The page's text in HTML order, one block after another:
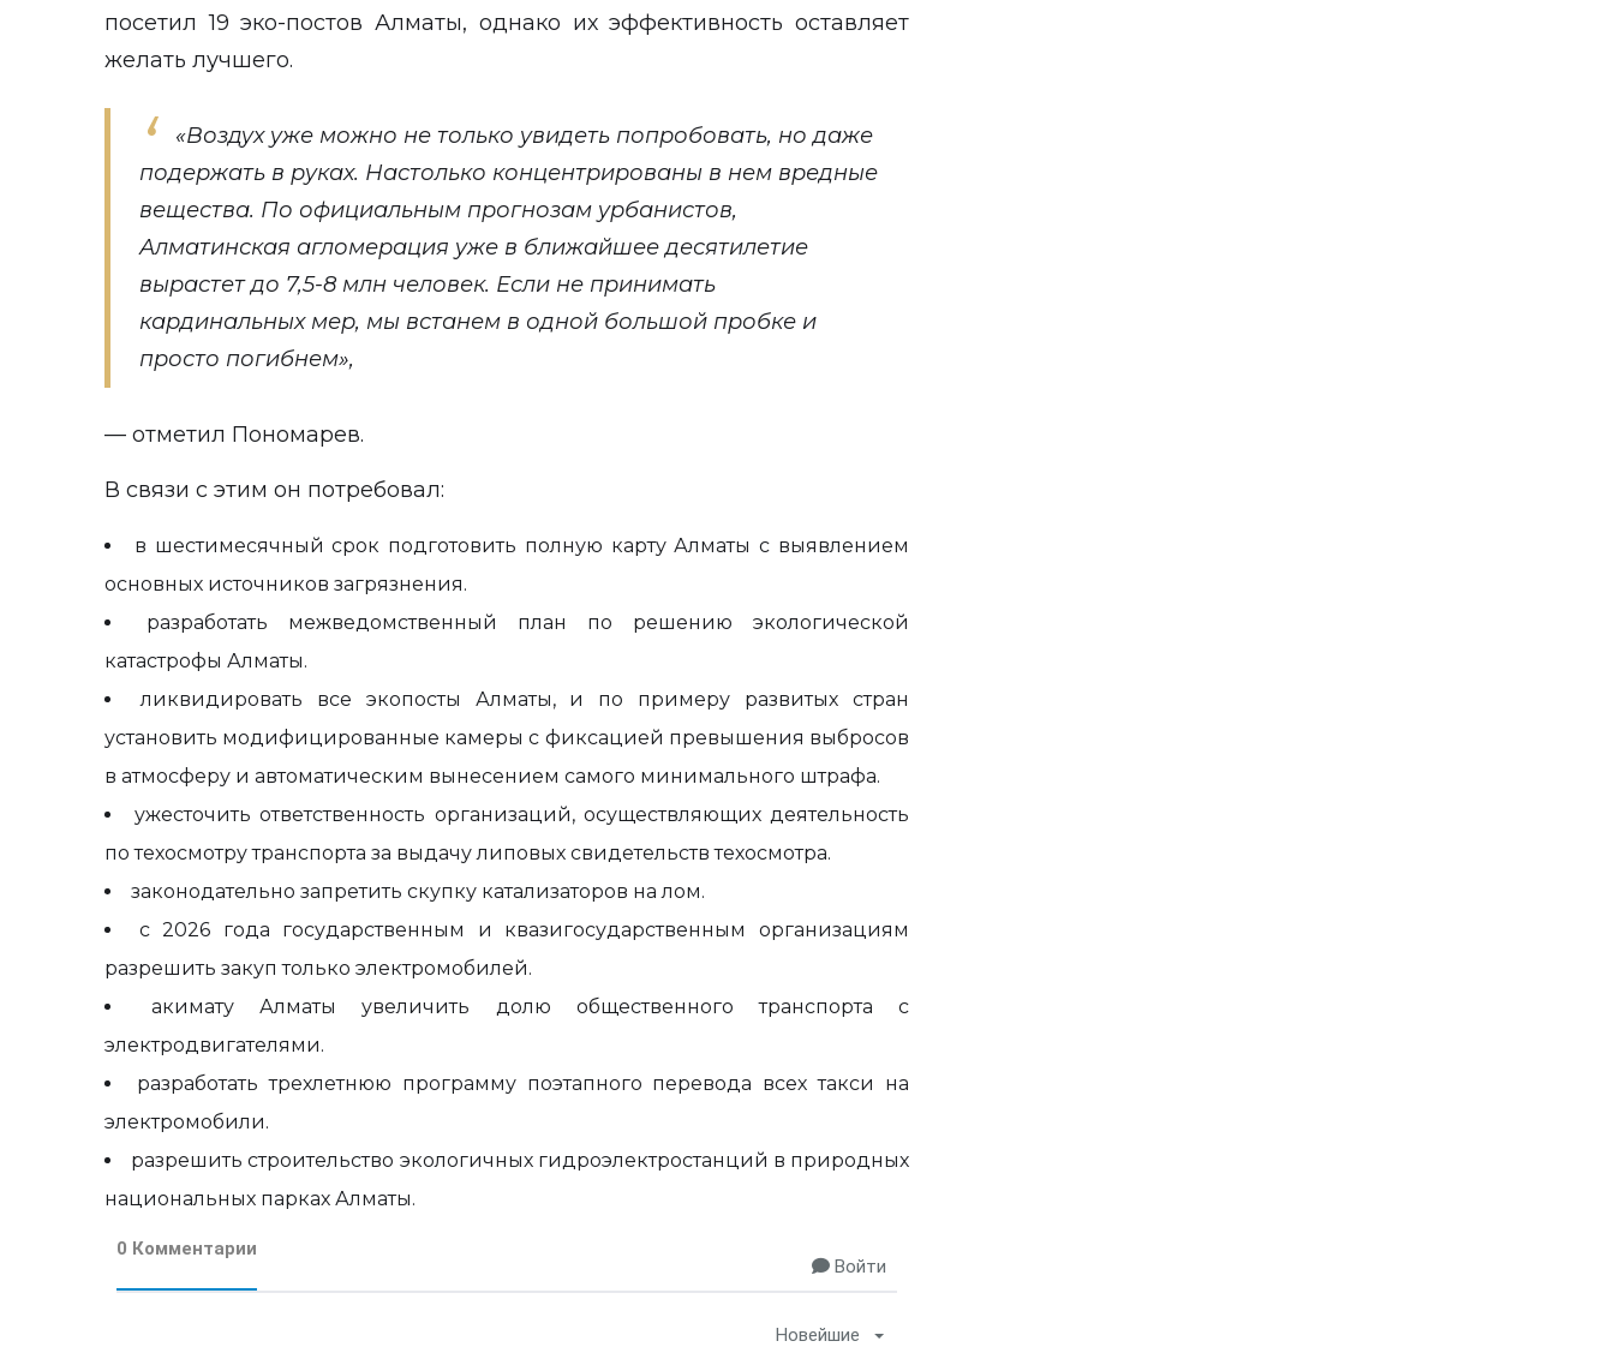
посетил 19 эко-постов Алматы, однако их эффективность оставляет
желать лучшего.
«Воздух уже можно не только увидеть попробовать, но даже
подержать в руках. Настолько концентрированы в нем вредные
вещества. По официальным прогнозам урбанистов,
Алматинская агломерация уже в ближайшее десятилетие
вырастет до 7,5-8 млн человек. Если не принимать
кардинальных мер, мы встанем в одной большой пробке и
просто погибнем»,
— отметил Пономарев.
В связи с этим он потребовал:
в шестимесячный срок подготовить полную карту Алматы с выявлением
основных источников загрязнения.
разработать межведомственный план по решению экологической
катастрофы Алматы.
ликвидировать все экопосты Алматы, и по примеру развитых стран
установить модифицированные камеры с фиксацией превышения выбросов
в атмосферу и автоматическим вынесением самого минимального штрафа.
ужесточить ответственность организаций, осуществляющих деятельность
по техосмотру транспорта за выдачу липовых свидетельств техосмотра.
законодательно запретить скупку катализаторов на лом.
с 2026 года государственным и квазигосударственным организациям
разрешить закуп только электромобилей.
акимату Алматы увеличить долю общественного транспорта с
электродвигателями.
разработать трехлетнюю программу поэтапного перевода всех такси на
электромобили.
разрешить строительство экологичных гидроэлектростанций в природных
национальных парках Алматы.
0 Комментарии
Войти
Новейшие